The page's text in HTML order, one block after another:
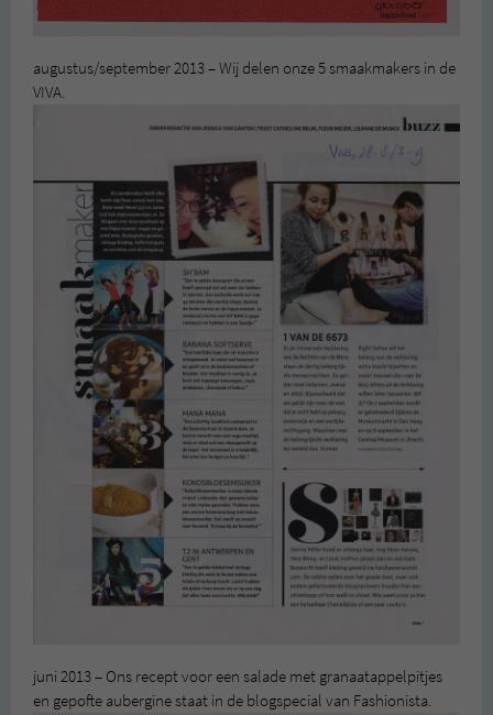
augustus/september 2013 – Wij delen onze 5 smaakmakers in de
VIVA.
juni 2013 – Ons recept voor een salade met granaatappelpitjes
en gepofte aubergine staat in de blogspecial van Fashionista.